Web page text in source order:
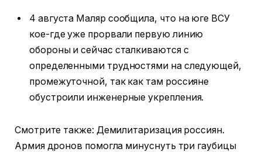
4 августа Маляр сообщила, что на юге ВСУ
кое-где уже прорвали первую линию
обороны и сейчас сталкиваются с
определенными трудностями на следующей,
промежуточной, так как там россияне
обустроили инженерные укрепления.
Смотрите также: Демилитаризация россиян.
Армия дронов помогла минуснуть три гаубицы